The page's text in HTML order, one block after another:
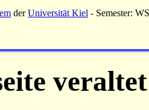
derUniversität Kiel - Semester:
veraltet